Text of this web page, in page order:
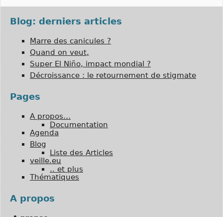
Blog: derniers articles
Marre des canicules ?
Quand on veut,
Super El Niño, impact mondial ?
Décroissance : le retournement de stigmate
Pages
A propos…
Documentation
Agenda
Blog
Liste des Articles
veille.eu
.. et plus
Thématiques
A propos